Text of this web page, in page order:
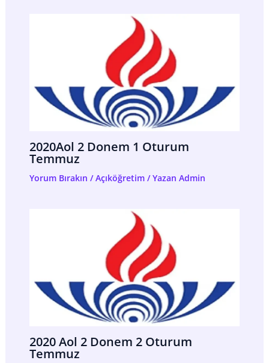
2020Aol 2 Donem 1 Oturum
Temmuz
Yorum Bırakın /Açıköğretim/ Yazan Admin
2020 Aol 2 Donem 2 Oturum
Temmuz